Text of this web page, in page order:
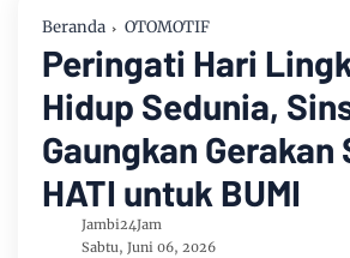
Beranda OTOMOTIF
Peringati Hari
Hidup Sedunia,
Gaungkan Gerakan
HATI untuk BUMI
Jambi24Jam
Sabtu, Juni 06, 2026